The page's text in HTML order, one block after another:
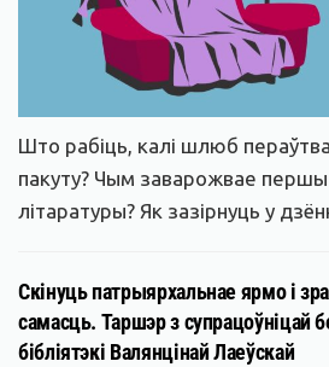
Што рабіць, калі шлюб
пакуту? Чым заварожвае
літаратуры? Як зазірнуць у
Скінуць патрыярхальнае ярмо і
самасць. Таршэр з супрацоўніцай
бібліятэкі Валянцінай Лаеўскай